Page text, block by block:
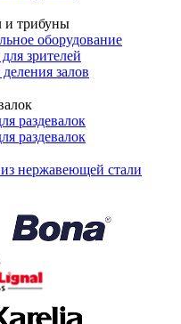
и трибуны
оборудование
зрителей
залов
раздевалок
раздевалок
нержавеющей стали